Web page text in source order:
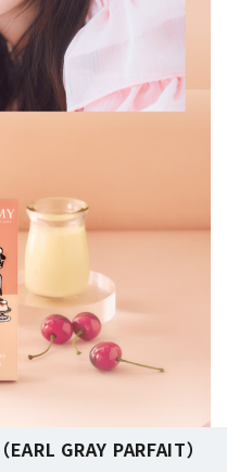
GRAY PARFAIT）